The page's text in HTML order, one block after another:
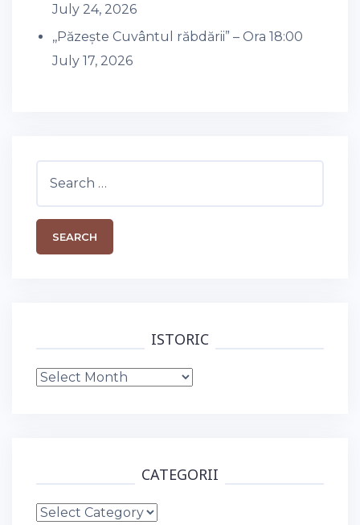
July 24, 2026
,,Păzește Cuvântul răbdării” – Ora 18:00
July 17, 2026
ISTORIC
Istoric
CATEGORII
Categorii